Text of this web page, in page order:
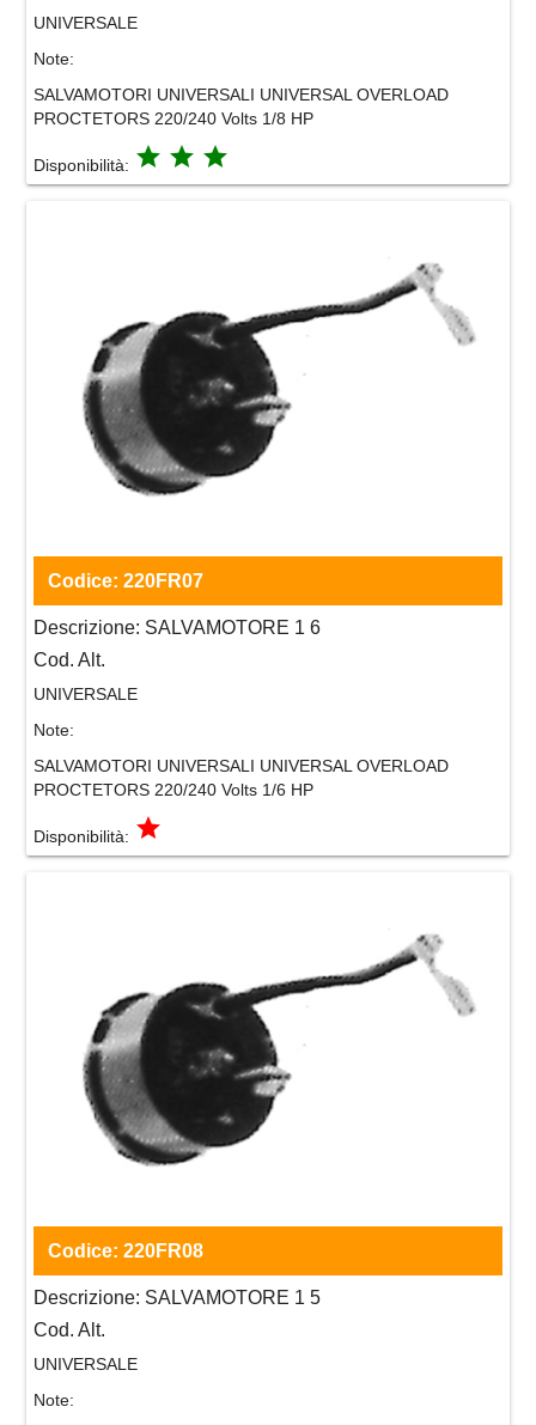
UNIVERSALE
Note:
SALVAMOTORI UNIVERSALI UNIVERSAL OVERLOAD
PROCTETORS 220/240 Volts 1/8 HP
Disponibilità: grade grade grade
Codice: 220FR07
Descrizione: SALVAMOTORE 1 6
Cod. Alt.
UNIVERSALE
Note:
SALVAMOTORI UNIVERSALI UNIVERSAL OVERLOAD
PROCTETORS 220/240 Volts 1/6 HP
Disponibilità: grade
Codice: 220FR08
Descrizione: SALVAMOTORE 1 5
Cod. Alt.
UNIVERSALE
Note: